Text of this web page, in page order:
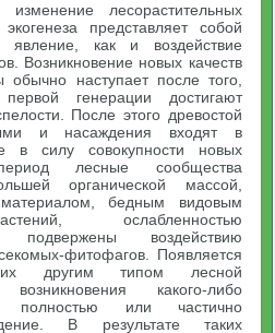
лесорастительных
представляет собой
явление, как и воздействие
Возникновение новых качеств
обычно наступает после того,
первой генерации достигают
После этого древостой
и насаждения входят в
в силу совокупности новых
лесные сообщества
органической массой,
бедным видовым
ослабленностью
воздействию
фитофагов. Появляется
другим типом лесной
какого-либо
полностью или частично
В результате таких